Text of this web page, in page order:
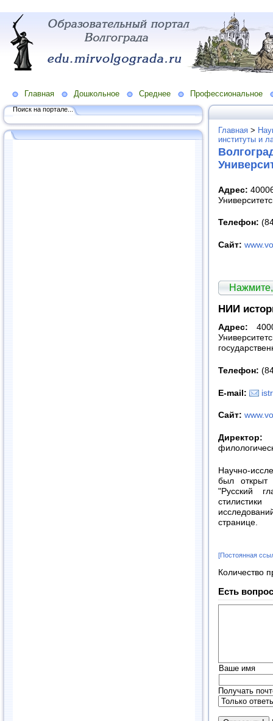
Главная Дошкольное Среднее Профессиональное
Поиск на портале...
Главная >
институты и
Адрес:
Телефон:
Сайт:
НИИ
Адрес:
Телефон:
E-mail:
Сайт:
Директор:
Научно-
был открыт
"Русский
странице.
[Постоянная
Количество
Есть
Ваше имя
Получать